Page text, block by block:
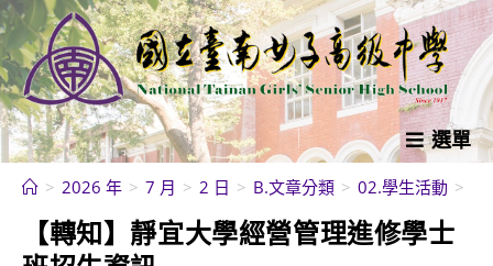
跳
轉
至
主
要
內
選單
> 2026 年 > 7 月 > 2 日 > B.文章分類 > 02.學生活動 >
【轉知】靜宜大學經營管理進修學士